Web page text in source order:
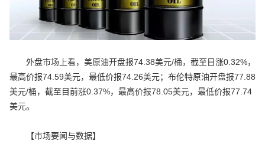
外盘市场上看，美原油开盘报74.38美元/桶，截至目涨0.32%，
最高价报74.59美元，最低价报74.26美元；布伦特原油开盘报77.88
美元/桶，截至目前涨0.37%，最高价报78.05美元，最低价报77.74
美元。
【市场要闻与数据】